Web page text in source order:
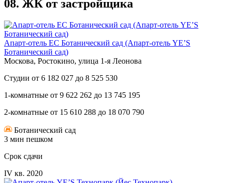
08. ЖК от застройщика
Апарт-отель ЕС Ботанический сад (Апарт-отель YE’S
Ботанический сад)
Москова, Ростокино, улица 1-я Леонова
Студии от 6 182 027 до 8 525 530
1-комнатные от 9 622 262 до 13 745 195
2-комнатные от 15 610 288 до 18 070 790
Ботанический сад
3 мин пешком
Срок сдачи
IV кв. 2020